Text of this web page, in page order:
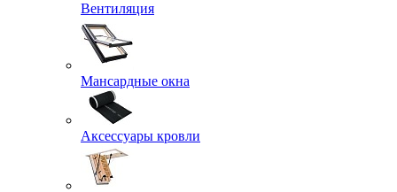
Вентиляция
Мансардные окна
Аксессуары кровли